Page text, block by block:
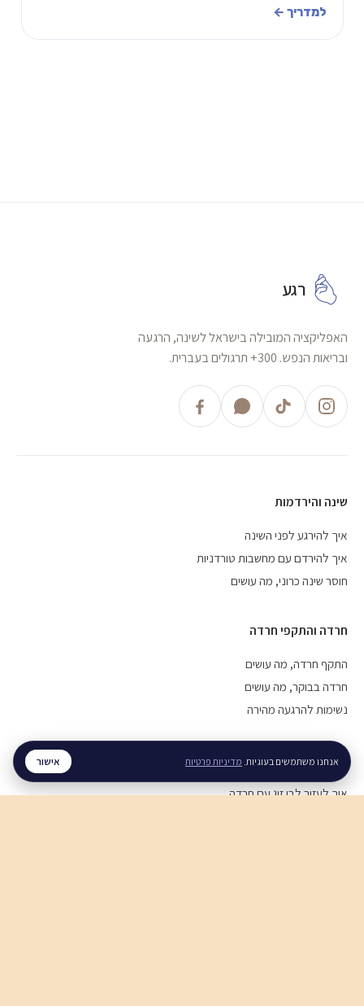
למה זה קורה, למי זה קורה, ותרגיל קצר שמחזיר א
למדריך ←
רגע
האפליקציה המובילה בישראל לשינה, הרגעה
ובריאות הנפש. 300+ תרגולים בעברית.
שינה והירדמות
איך להירגע לפני השינה
איך להירדם עם מחשבות טורדניות
חוסר שינה כרוני, מה עושים
חרדה והתקפי חרדה
התקף חרדה, מה עושים
חרדה בבוקר, מה עושים
נשימות להרגעה מהירה
מערכות יחסים
איך לעזור לבן זוג עם חרדה
אנחנו משתמשים בעוגיות. מדיניות פרטיות אישור